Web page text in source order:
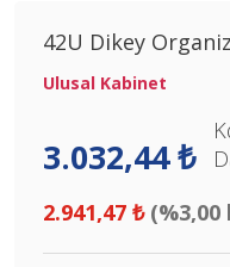
42U Dikey
Ulusal Kabinet
3.032,44 ₺
2.941,47 ₺